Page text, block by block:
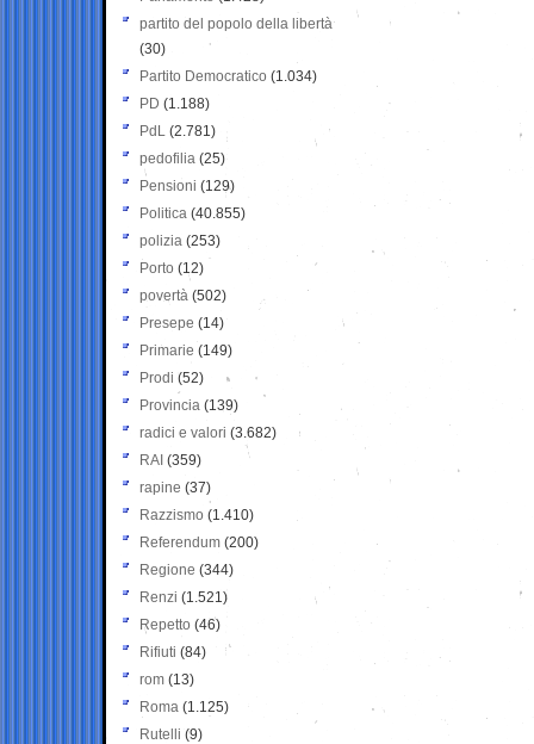
partito del popolo della libertà
(30)
Partito Democratico (1.034)
PD (1.188)
PdL (2.781)
pedofilia (25)
Pensioni (129)
Politica (40.855)
polizia (253)
Porto (12)
povertà (502)
Presepe (14)
Primarie (149)
Prodi (52)
Provincia (139)
radici e valori (3.682)
RAI (359)
rapine (37)
Razzismo (1.410)
Referendum (200)
Regione (344)
Renzi (1.521)
Repetto (46)
Rifiuti (84)
rom (13)
Roma (1.125)
Rutelli (9)